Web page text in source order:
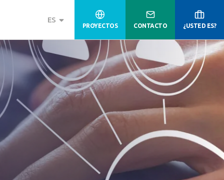
ES
PROYECTOS CONTACTO ¿USTED ES?